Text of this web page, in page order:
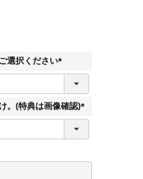
選択ください
(
須
。(特典は画像確認)
(
)